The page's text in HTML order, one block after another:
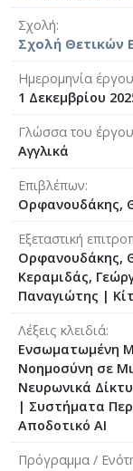
Σχολή
Σχολή Θετικών
Ημερομηνία έργου
1 Δεκεμβρίου
Γλώσσα του έργου
Αγγλικά
Επιβλέπων
Ορφανουδάκης,
Εξεταστική
Ορφανουδάκης,
Κεραμιδάς,
Παναγιώτης |
Λέξεις κλειδιά
Eνσωματωμένη
Νοημοσύνη σε
Νευρωνικά
| Συστήματα
Αποδοτικό ΑΙ
Πρόγραμμα /